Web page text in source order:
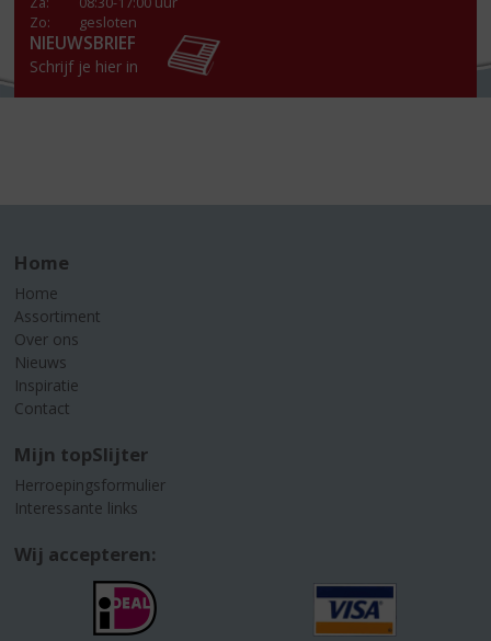
Zo:
gesloten
NIEUWSBRIEF
Schrijf je hier in
Home
Home
Assortiment
Over ons
Nieuws
Inspiratie
Contact
Mijn topSlijter
Herroepingsformulier
Interessante links
Wij accepteren: